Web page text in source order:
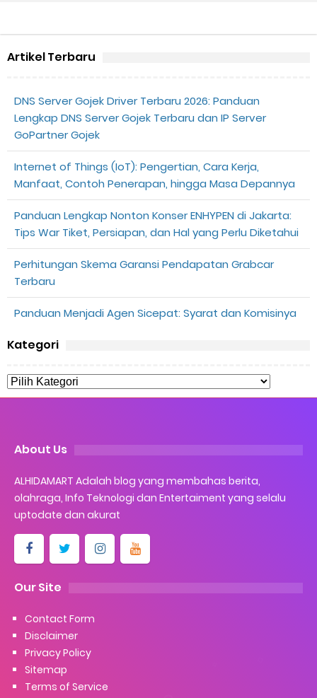
Artikel Terbaru
DNS Server Gojek Driver Terbaru 2026: Panduan
Lengkap DNS Server Gojek Terbaru dan IP Server
GoPartner Gojek
Internet of Things (IoT): Pengertian, Cara Kerja,
Manfaat, Contoh Penerapan, hingga Masa Depannya
Panduan Lengkap Nonton Konser ENHYPEN di Jakarta:
Tips War Tiket, Persiapan, dan Hal yang Perlu Diketahui
Perhitungan Skema Garansi Pendapatan Grabcar
Terbaru
Panduan Menjadi Agen Sicepat: Syarat dan Komisinya
Kategori
About Us
ALHIDAMART Adalah blog yang membahas berita,
olahraga, Info Teknologi dan Entertaiment yang selalu
uptodate dan akurat
Our Site
Contact Form
Disclaimer
Privacy Policy
Sitemap
Terms of Service